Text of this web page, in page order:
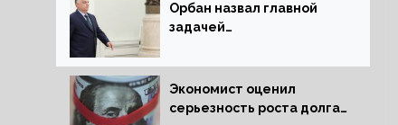
Орбан назвал главной
задачей
Венгрии в Совете ЕС
борьбу за мир
Экономист оценил
серьезность роста долга